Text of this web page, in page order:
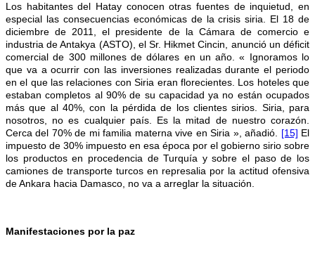
Los habitantes del Hatay conocen otras fuentes de inquietud, en
especial las consecuencias económicas de la crisis siria. El 18 de
diciembre de 2011, el presidente de la Cámara de comercio e
industria de Antakya (ASTO), el Sr. Hikmet Cincin, anunció un déficit
comercial de 300 millones de dólares en un año. « Ignoramos lo
que va a ocurrir con las inversiones realizadas durante el periodo
en el que las relaciones con Siria eran florecientes. Los hoteles que
estaban completos al 90% de su capacidad ya no están ocupados
más que al 40%, con la pérdida de los clientes sirios. Siria, para
nosotros, no es cualquier país. Es la mitad de nuestro corazón.
Cerca del 70% de mi familia materna vive en Siria », añadió. [15] El
impuesto de 30% impuesto en esa época por el gobierno sirio sobre
los productos en procedencia de Turquía y sobre el paso de los
camiones de transporte turcos en represalia por la actitud ofensiva
de Ankara hacia Damasco, no va a arreglar la situación.
Manifestaciones por la paz